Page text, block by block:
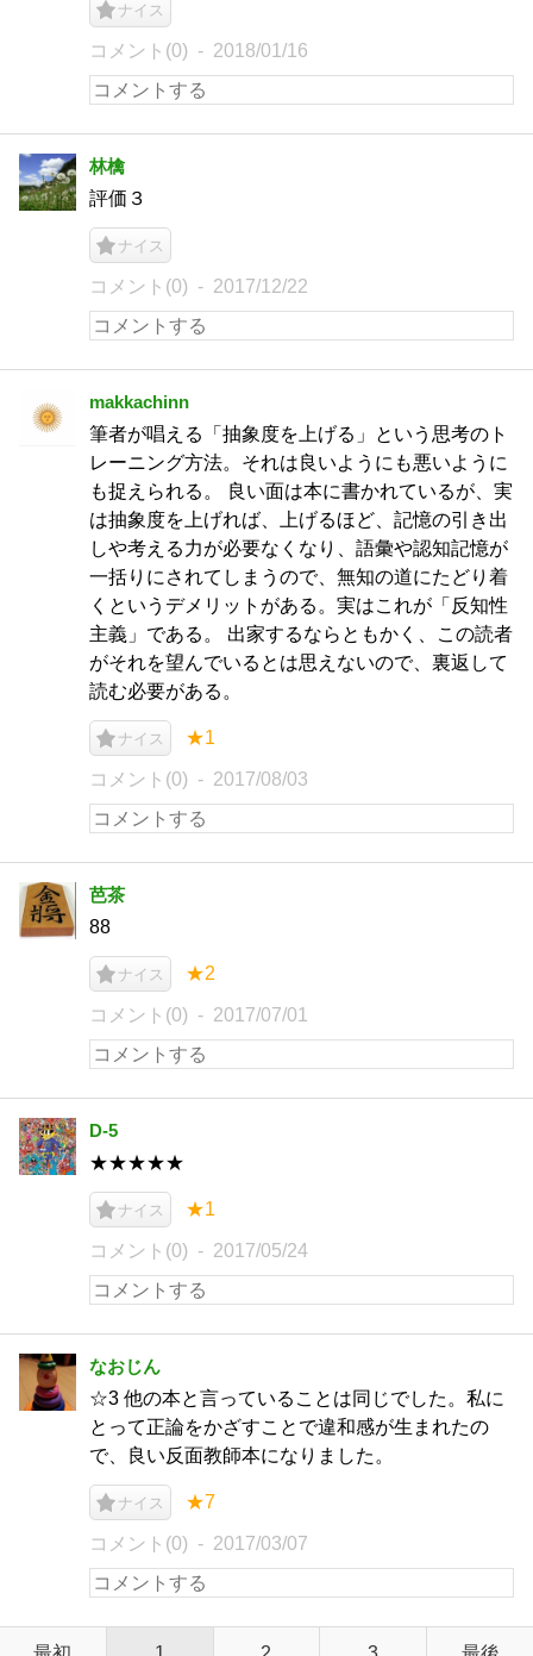
ナイス
コメント(0) 2018/01/16
林檎
評価３
ナイス
コメント(0) 2017/12/22
makkachinn
筆者が唱える「抽象度を上げる」という思考のト
レーニング方法。それは良いようにも悪いように
も捉えられる。 良い面は本に書かれているが、実
は抽象度を上げれば、上げるほど、記憶の引き出
しや考える力が必要なくなり、語彙や認知記憶が
一括りにされてしまうので、無知の道にたどり着
くというデメリットがある。実はこれが「反知性
主義」である。 出家するならともかく、この読者
がそれを望んでいるとは思えないので、裏返して
読む必要がある。
ナイス ★1
コメント(0) 2017/08/03
芭茶
88
ナイス ★2
コメント(0) 2017/07/01
D-5
★★★★★
ナイス ★1
コメント(0) 2017/05/24
なおじん
☆3 他の本と言っていることは同じでした。私に
とって正論をかざすことで違和感が生まれたの
で、良い反面教師本になりました。
ナイス ★7
コメント(0) 2017/03/07